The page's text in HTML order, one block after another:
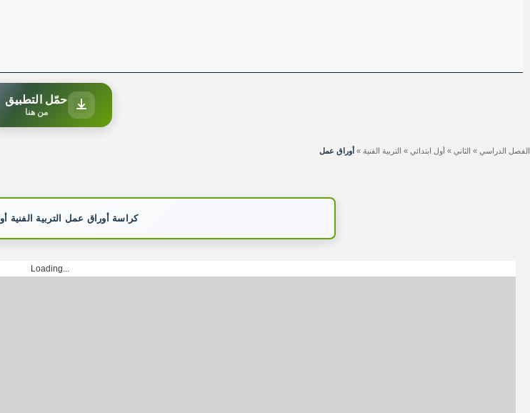
حمّل التطبيق
من هنا
الفصل الدراسي » الثاني » أول ابتدائي » التربية الفنية » أوراق عمل
كراسة أوراق عمل التربية الفنية
Loading...